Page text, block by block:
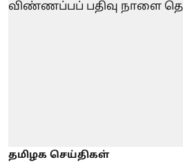
தமிழக செய்திகள்